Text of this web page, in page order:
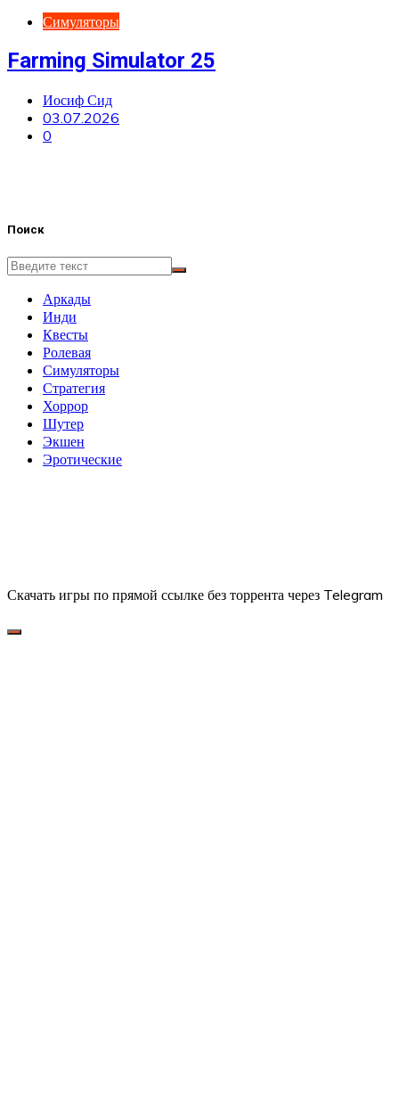
Симуляторы
Farming Simulator 25
Иосиф Сид
03.07.2026
0
Поиск
Аркады
Инди
Квесты
Ролевая
Симуляторы
Стратегия
Хоррор
Шутер
Экшен
Эротические
Скачать игры по прямой ссылке без торрента через Telegram